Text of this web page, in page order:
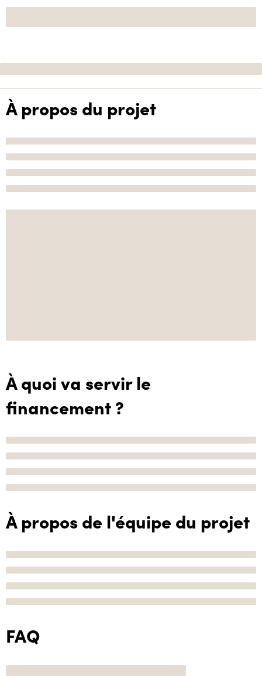
À propos du projet
À quoi va servir le
financement ?
À propos de l'équipe du projet
FAQ